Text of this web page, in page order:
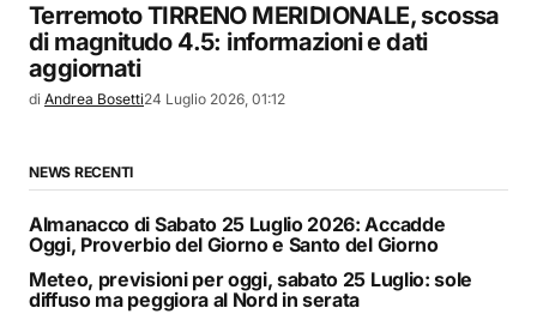
Terremoto TIRRENO MERIDIONALE, scossa
di magnitudo 4.5: informazioni e dati
aggiornati
di Andrea Bosetti24 Luglio 2026, 01:12
NEWS RECENTI
Almanacco di Sabato 25 Luglio 2026: Accadde
Oggi, Proverbio del Giorno e Santo del Giorno
Meteo, previsioni per oggi, sabato 25 Luglio: sole
diffuso ma peggiora al Nord in serata